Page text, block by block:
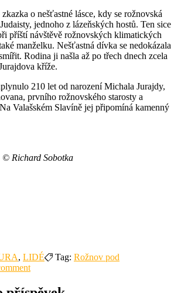
o nešťastné lásce, kdy se rožnovská
jednoho z lázeňských hostů. Ten sice
příští návštěvě rožnovských klimatických
manželku. Nešťastná dívka se nedokázala
Rodina ji našla až po třech dnech zcela
kříže.
210 let od narození Michala Jurajdy,
prvního rožnovského starosty a
Valašském Slavíně jej připomíná kamenný
© Richard Sobotka
, LIDÉ Tag: Rožnov pod